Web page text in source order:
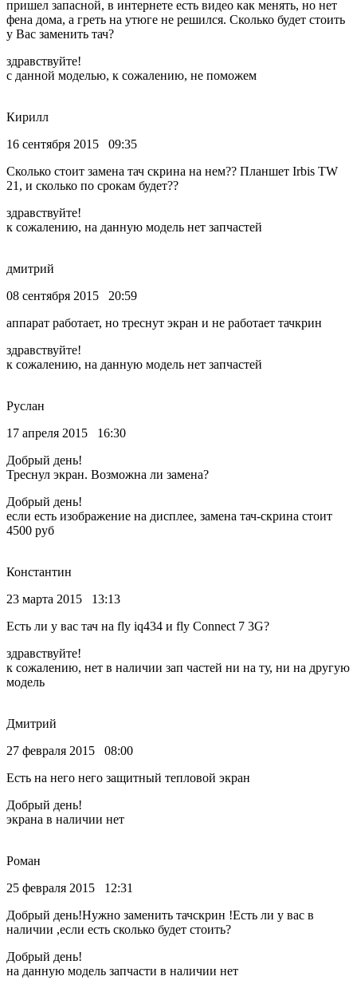
пришел запасной, в интернете есть видео как менять, но нет
фена дома, а греть на утюге не решился. Сколько будет стоить
у Вас заменить тач?
здравствуйте!
с данной моделью, к сожалению, не поможем
Кирилл
16 сентября 2015 09:35
Сколько стоит замена тач скрина на нем?? Планшет Irbis TW
21, и сколько по срокам будет??
здравствуйте!
к сожалению, на данную модель нет запчастей
дмитрий
08 сентября 2015 20:59
аппарат работает, но треснут экран и не работает тачкрин
здравствуйте!
к сожалению, на данную модель нет запчастей
Руслан
17 апреля 2015 16:30
Добрый день!
Треснул экран. Возможна ли замена?
Добрый день!
если есть изображение на дисплее, замена тач-скрина стоит
4500 руб
Константин
23 марта 2015 13:13
Есть ли у вас тач на fly iq434 и fly Connect 7 3G?
здравствуйте!
к сожалению, нет в наличии зап частей ни на ту, ни на другую
модель
Дмитрий
27 февраля 2015 08:00
Есть на него него защитный тепловой экран
Добрый день!
экрана в наличии нет
Роман
25 февраля 2015 12:31
Добрый день!Нужно заменить тачскрин !Есть ли у вас в
наличии ,если есть сколько будет стоить?
Добрый день!
на данную модель запчасти в наличии нет